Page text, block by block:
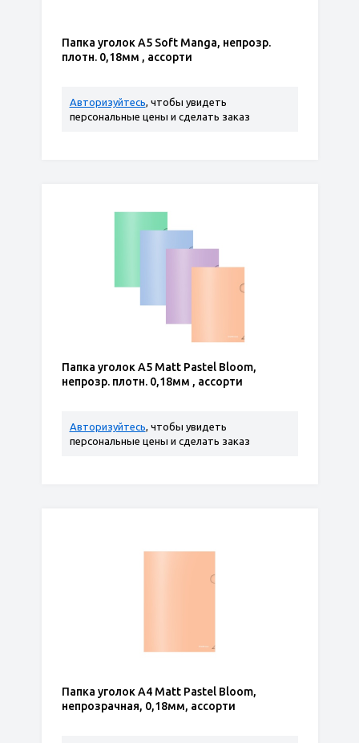
Папка уголок А5 Soft Manga, непрозр.
плотн. 0,18мм , ассорти
Авторизуйтесь, чтобы увидеть
персональные цены и сделать заказ
Папка уголок А5 Matt Pastel Bloom,
непрозр. плотн. 0,18мм , ассорти
Авторизуйтесь, чтобы увидеть
персональные цены и сделать заказ
Папка уголок А4 Matt Pastel Bloom,
непрозрачная, 0,18мм, ассорти